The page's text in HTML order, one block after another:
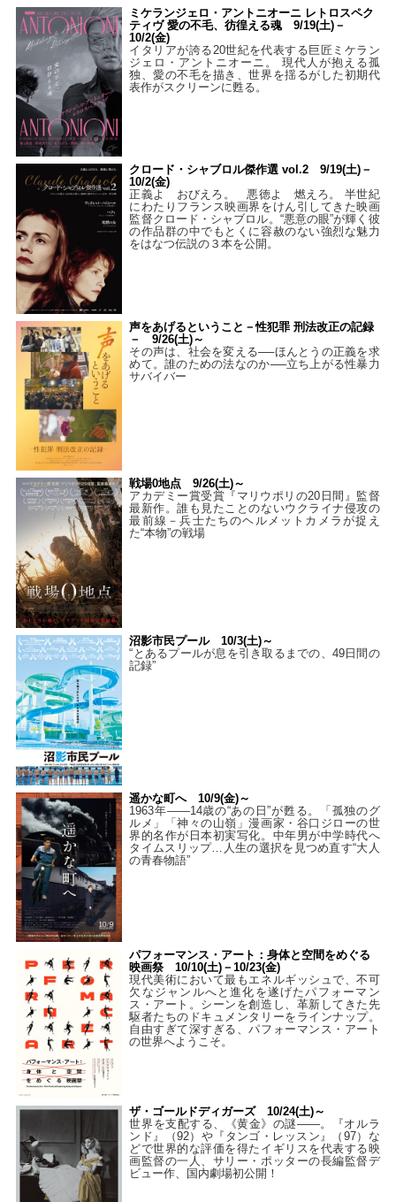
ミケランジェロ・アントニオーニ レトロスペク
ティヴ 愛の不毛、彷徨える魂 9/19(土)－
10/2(金)
イタリアが誇る20世紀を代表する巨匠ミケラン
ジェロ・アントニオーニ。 現代人が抱える孤
独、愛の不毛を描き、世界を揺るがした初期代
表作がスクリーンに甦る。
クロード・シャブロル傑作選 vol.2 9/19(土)－
10/2(金)
正義よ おびえろ。 悪徳よ 燃えろ。 半世紀
にわたりフランス映画界をけん引してきた映画
監督クロード・シャブロル。“悪意の眼”が輝く彼
の作品群の中でもとくに容赦のない強烈な魅力
をはなつ伝説の３本を公開。
声をあげるということ－性犯罪 刑法改正の記録
－ 9/26(土)～
その声は、社会を変える──ほんとうの正義を求
めて。誰のための法なのか──立ち上がる性暴力
サバイバー
戦場0地点 9/26(土)～
アカデミー賞受賞『マリウポリの20日間』監督
最新作。誰も見たことのないウクライナ侵攻の
最前線－兵士たちのヘルメットカメラが捉え
た“本物”の戦場
沼影市民プール 10/3(土)～
“とあるプールが息を引き取るまでの、49日間の
記録”
遥かな町へ 10/9(金)～
1963年――14歳の“あの日”が甦る。「孤独のグ
ルメ」「神々の山嶺」漫画家・谷口ジローの世
界的名作が日本初実写化。中年男が中学時代へ
タイムスリップ…人生の選択を見つめ直す“大人
の青春物語”
パフォーマンス・アート：身体と空間をめぐる
映画祭 10/10(土)－10/23(金)
現代美術において最もエネルギッシュで、不可
欠なジャンルへと進化を遂げたパフォーマン
ス・アート。シーンを創造し、革新してきた先
駆者たちのドキュメンタリーをラインナップ。
自由すぎて深すぎる、パフォーマンス・アート
の世界へようこそ。
ザ・ゴールドディガーズ 10/24(土)～
世界を支配する、《黄金》の謎――。『オルラ
ンド』（92）や『タンゴ・レッスン』（97）な
どで世界的な評価を得たイギリスを代表する映
画監督の一人、サリー・ポッターの長編監督デ
ビュー作、国内劇場初公開！